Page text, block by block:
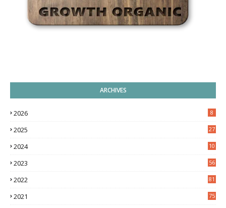
ARCHIVES
2026 8
2025 27
2024
10
2023 56
2022 81
2021 75